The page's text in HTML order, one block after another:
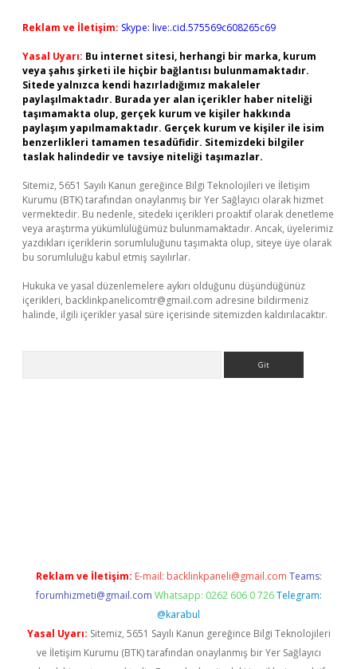
Reklam ve İletişim: Skype: live:.cid.575569c608265c69
Yasal Uyarı: Bu internet sitesi, herhangi bir marka, kurum
veya şahıs şirketi ile hiçbir bağlantısı bulunmamaktadır.
Sitede yalnızca kendi hazırladığımız makaleler
paylaşılmaktadır. Burada yer alan içerikler haber niteliği
taşımamakta olup, gerçek kurum ve kişiler hakkında
paylaşım yapılmamaktadır. Gerçek kurum ve kişiler ile isim
benzerlikleri tamamen tesadüfidir. Sitemizdeki bilgiler
taslak halindedir ve tavsiye niteliği taşımazlar.
Sitemiz, 5651 Sayılı Kanun gereğince Bilgi Teknolojileri ve İletişim
Kurumu (BTK) tarafından onaylanmış bir Yer Sağlayıcı olarak hizmet
vermektedir. Bu nedenle, sitedeki içerikleri proaktif olarak denetleme
veya araştırma yükümlülüğümüz bulunmamaktadır. Ancak, üyelerimiz
yazdıkları içeriklerin sorumluluğunu taşımakta olup, siteye üye olarak
bu sorumluluğu kabul etmiş sayılırlar.
Hukuka ve yasal düzenlemelere aykırı olduğunu düşündüğünüz
içerikleri, backlinkpanelicomtr@gmail.com adresine bildirmeniz
halinde, ilgili içerikler yasal süre içerisinde sitemizden kaldırılacaktır.
Reklam ve İletişim: E-mail: backlinkpaneli@gmail.com Teams:
forumhizmeti@gmail.com Whatsapp: 0262 606 0 726 Telegram:
@karabul
Yasal Uyarı: Sitemiz, 5651 Sayılı Kanun gereğince Bilgi Teknolojileri
ve İletişim Kurumu (BTK) tarafından onaylanmış bir Yer Sağlayıcı